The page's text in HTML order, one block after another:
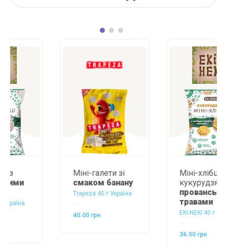
Міні-галети зі
смаком банану
Trapeza 40 г Україна
кукурудзяні з
прованськими
EKI-NEKI 40 г Україна